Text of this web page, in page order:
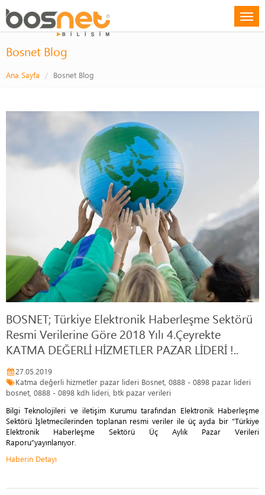
Bosnet Blog
Ana Sayfa Bosnet Blog
BOSNET; Türkiye Elektronik Haberleşme Sektörü
Resmi Verilerine Göre 2018 Yılı 4.Çeyrekte
KATMA DEĞERLİ HİZMETLER PAZAR LİDERİ !..
27.05.2019
Katma değerli hizmetler pazar lideri Bosnet, 0888 - 0898 pazar lideri
bosnet, 0888 - 0898 kdh lideri, btk pazar verileri
Bilgi Teknolojileri ve iletişim Kurumu tarafından Elektronik Haberleşme
Sektörü İşletmecilerinden toplanan resmi veriler ile üç ayda bir “Türkiye
Elektronik Haberleşme Sektörü Üç Aylık Pazar Verileri
Raporu”yayınlanıyor.
Haberin Detayı